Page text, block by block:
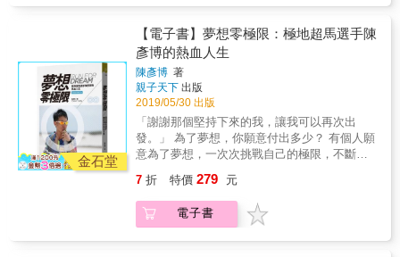
智偉這樣的境界，是有可能的嗎？ 智偉總是跟
他的團隊以及上課學員分享，他說：「當然有
可能，也一定有可能。如果連像我這般直到二
十多歲時，資產都還是負幾十萬，這樣後來都
能成功，那任何人一定都可以做到。只看你決
心夠不夠而已。」 被債務逼著成長 是的，成不
成功，就看你有沒有那個決心。當你老想著，
算了，這回先放棄吧！幹嘛對自己那麼嚴苛？
那你終究會讓「放棄」成為一種習慣，直到七
老八十都還在想著事情若做不成，算了，「以
做的事情延到「以後」的，最現實的問題就是
債務，每個月都有一筆筆的帳單等著他去處
理。從小智偉就知道，人生道路要能走得長
訓教導的學生超過上百人，專注在房地產，運
用房地產功能協助自己及身邊的人達到財富自
由，這樣子被很多人尊崇的導師，卻可以真的
做到幾乎天天晚上回家吃晚餐，也從不缺席孩
子成長的任何重要時刻，他的妻子能夠擁有先
生的忠誠以及陪伴，每一個生日以及重要節
日，智偉總是用心規劃，愛心滿滿。這甚至是
比賺大錢還要更難企及的境界，智偉如何做到
事業與家庭兼顧，一方面不斷締造年收入新巔
峰，一方面也從不忽略家人同時也能照應自己
成長，也通通都能照應到。比起在事業以及財
富上的成就，智偉覺得自己更覺驕傲的是他能
夠做到各面向的平衡，照顧自己及家人和企
他的夢想，沒有極限！ 全書超過百張精采照
片，新增十年賽事回顧新版序， 帶你一探超馬
好手跑在夢想路上的點滴和初衷； 同場加映陳
彥博與父母感人真摯的親情對話， 以及首度圓
夢後，邁向總冠軍之路的賽事年表。 本書紀錄
了超馬選手陳彥博2010到2012年參加南極洲
100公里挑戰賽、南非喀拉哈里沙漠250公里超
馬賽，以及南美洲巴西170公里non-stop超馬賽
三大站的賽事驚險歷程。這段期間，也歷經了
咽喉癌開刀、住院，以及最親愛「狗弟弟」皮
悟。 ◆不管身在何處，只要你準備好了，那裡
就是夢想的起點 二十二歲，他立志用極地超級
馬拉松環遊世界；在世界各個角落插遍台灣的
金石堂
【電子書】夢想零極限：極地超馬選手陳
彥博的熱血人生
陳彥博 著
親子天下 出版
2019/05/30 出版
「謝謝那個堅持下來的我，讓我可以再次出
發。」 為了夢想，你願意付出多少？ 有個人願
意為了夢想，一次次挑戰自己的極限，不斷超
為了夢想。 他是陳彥博，一位用五年時間，完
成七大洲八大站的極地超馬選手； 也是亞洲第
一位，成功在兩百天之內征服四大極地超馬賽
7 折 特價 279 元
電子書